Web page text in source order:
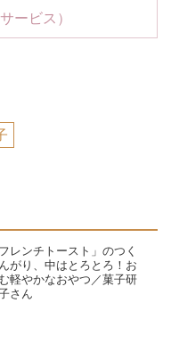
ービス）
レンチトースト」のつく
がり、中はとろとろ！お
軽やかなおやつ／菓子研
さん